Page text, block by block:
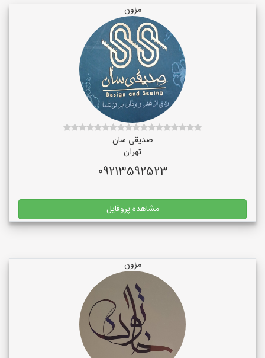
مزون
صدیقی سان
تهران
09213592523
مشاهده پروفایل
مزون